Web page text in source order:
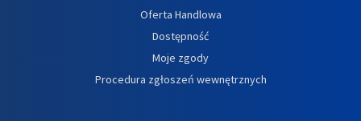
Oferta Handlowa
Dostępność
Moje zgody
Procedura zgłoszeń wewnętrznych